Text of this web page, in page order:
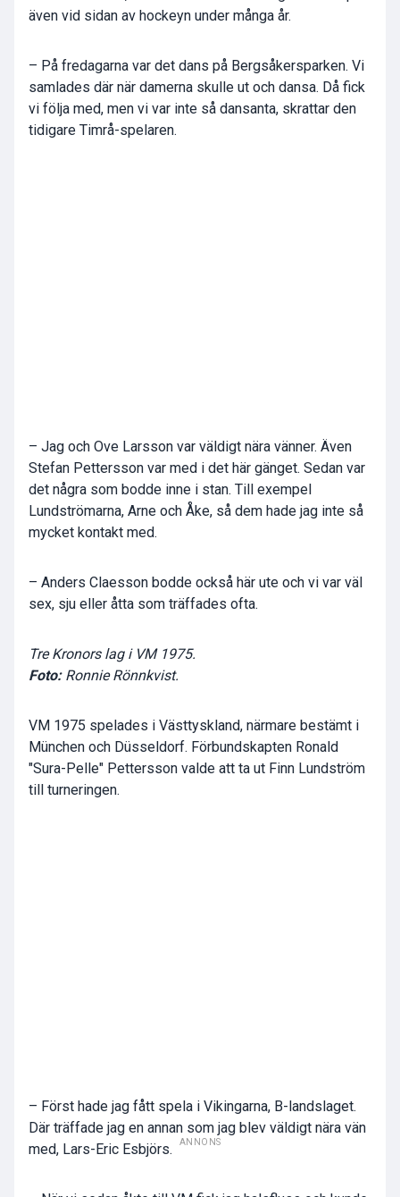
även vid sidan av hockeyn under många år.
– På fredagarna var det dans på Bergsåkersparken. Vi
samlades där när damerna skulle ut och dansa. Då fick
vi följa med, men vi var inte så dansanta, skrattar den
tidigare Timrå-spelaren.
– Jag och Ove Larsson var väldigt nära vänner. Även
Stefan Pettersson var med i det här gänget. Sedan var
det några som bodde inne i stan. Till exempel
Lundströmarna, Arne och Åke, så dem hade jag inte så
mycket kontakt med.
– Anders Claesson bodde också här ute och vi var väl
sex, sju eller åtta som träffades ofta.
Tre Kronors lag i VM 1975.
Foto: Ronnie Rönnkvist.
VM 1975 spelades i Västtyskland, närmare bestämt i
München och Düsseldorf. Förbundskapten Ronald
"Sura-Pelle" Pettersson valde att ta ut Finn Lundström
till turneringen.
– Först hade jag fått spela i Vikingarna, B-landslaget.
Där träffade jag en annan som jag blev väldigt nära vän
med, Lars-Eric Esbjörs.
ANNONS